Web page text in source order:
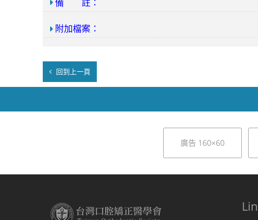
備 註：
附加檔案：
回到上一頁
廣告 160×60